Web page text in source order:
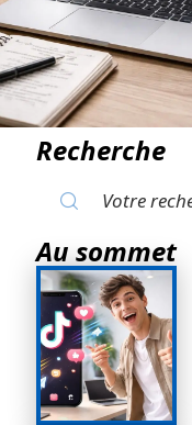
Recherche
Au sommet